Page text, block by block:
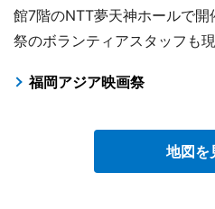
館7階のNTT夢天神ホールで
祭のボランティアスタッフも
福岡アジア映画祭
地図を